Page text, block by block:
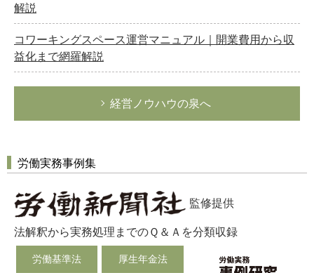
解説
コワーキングスペース運営マニュアル｜開業費用から収
益化まで網羅解説
経営ノウハウの泉へ
労働実務事例集
監修提供
法解釈から実務処理までのＱ＆Ａを分類収録
労働基準法 厚生年金法